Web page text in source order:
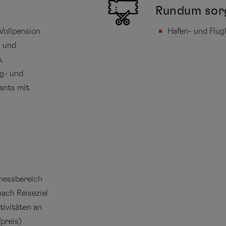
und
und
mit
Rundum
Hafen- und
Reiseziel
an